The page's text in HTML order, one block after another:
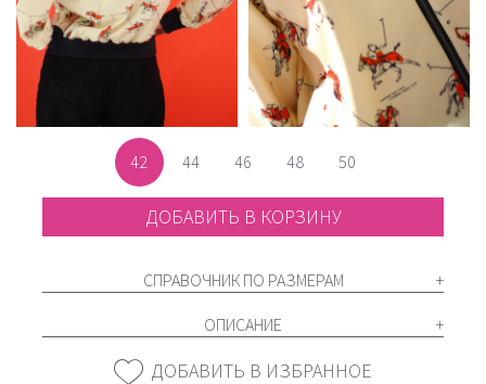
42 44 46 48 50
ДОБАВИТЬ В КОРЗИНУ
СПРАВОЧНИК ПО РАЗМЕРАМ
ОПИСАНИЕ
ДОБАВИТЬ В ИЗБРАННОЕ